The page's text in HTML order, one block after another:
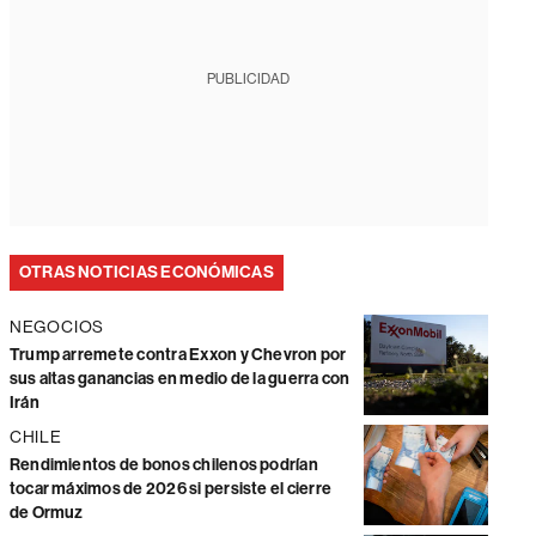
PUBLICIDAD
OTRAS NOTICIAS ECONÓMICAS
NEGOCIOS
Trump arremete contra Exxon y Chevron por
sus altas ganancias en medio de la guerra con
Irán
CHILE
Rendimientos de bonos chilenos podrían
tocar máximos de 2026 si persiste el cierre
de Ormuz